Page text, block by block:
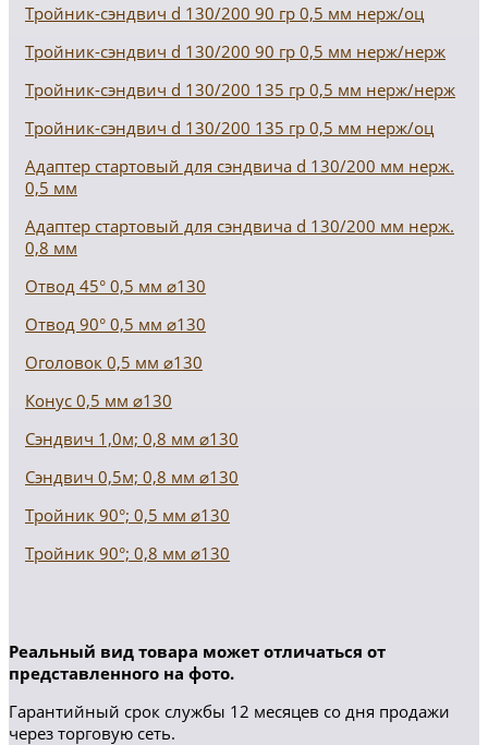
Тройник-сэндвич d 130/200 90 гр 0,5 мм нерж/оц
Тройник-сэндвич d 130/200 90 гр 0,5 мм нерж/нерж
Тройник-сэндвич d 130/200 135 гр 0,5 мм нерж/нерж
Тройник-сэндвич d 130/200 135 гр 0,5 мм нерж/оц
Адаптер стартовый для сэндвича d 130/200 мм нерж.
0,5 мм
Адаптер стартовый для сэндвича d 130/200 мм нерж.
0,8 мм
Отвод 45° 0,5 мм ⌀130
Отвод 90° 0,5 мм ⌀130
Оголовок 0,5 мм ⌀130
Конус 0,5 мм ⌀130
Сэндвич 1,0м; 0,8 мм ⌀130
Сэндвич 0,5м; 0,8 мм ⌀130
Тройник 90°; 0,5 мм ⌀130
Тройник 90°; 0,8 мм ⌀130
Реальный вид товара может отличаться от
представленного на фото.
Гарантийный срок службы 12 месяцев со дня продажи
через торговую сеть.